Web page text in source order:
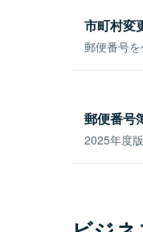
市町村変
郵便番号
郵便番号
2025年度